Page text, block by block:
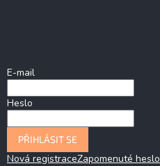
E-mail
Heslo
PŘIHLÁSIT SE
Nová registraceZapomenuté heslo